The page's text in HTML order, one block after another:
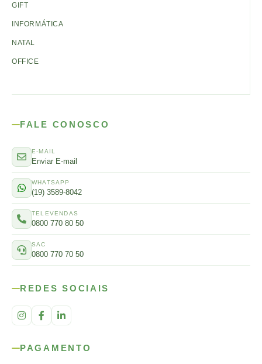
GIFT
INFORMÁTICA
NATAL
OFFICE
FALE CONOSCO
E-MAIL
Enviar E-mail
WHATSAPP
(19) 3589-8042
TELEVENDAS
0800 770 80 50
SAC
0800 770 70 50
REDES SOCIAIS
PAGAMENTO